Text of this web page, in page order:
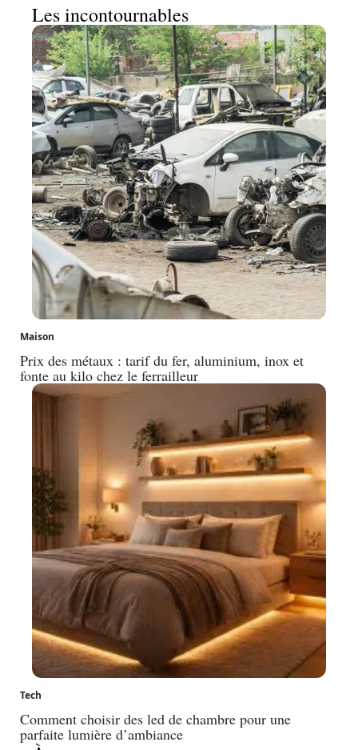
Les incontournables
Maison
Prix des métaux : tarif du fer, aluminium, inox et
fonte au kilo chez le ferrailleur
Tech
Comment choisir des led de chambre pour une
parfaite lumière d’ambiance